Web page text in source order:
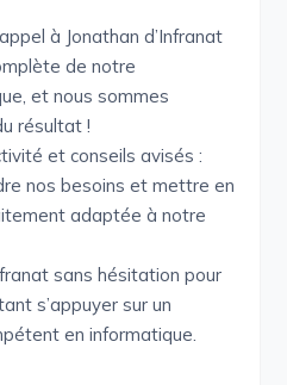
à Jonathan d’Infranat
de notre
et nous sommes
résultat !
et conseils avisés :
nos besoins et mettre en
adaptée à notre
sans hésitation pour
s’appuyer sur un
en informatique.